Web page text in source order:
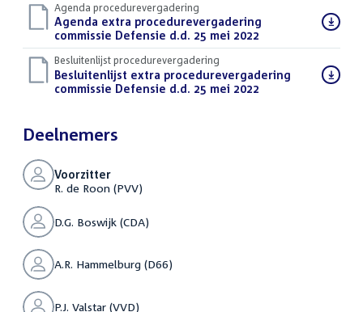
Agenda procedurevergadering
Download
bestand:
Agenda extra procedurevergadering
commissie Defensie d.d. 25 mei 2022
Besluitenlijst procedurevergadering
Download
bestand:
Besluitenlijst extra procedurevergadering
commissie Defensie d.d. 25 mei 2022
Deelnemers
Voorzitter
R. de Roon (PVV)
D.G. Boswijk (CDA)
A.R. Hammelburg (D66)
P.J. Valstar (VVD)